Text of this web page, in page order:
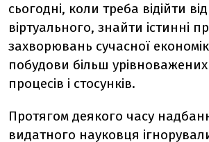
сьогодні, коли треба відійти
віртуального, знайти істинні
захворювань сучасної
побудови більш
процесів і стосунків.
Протягом деякого часу
видатного науковця